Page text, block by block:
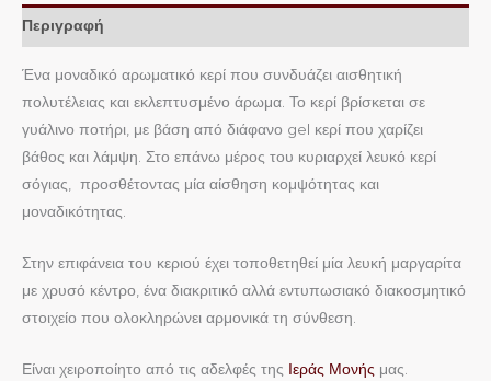
Περιγραφή
Ένα μοναδικό αρωματικό κερί που συνδυάζει αισθητική
πολυτέλειας και εκλεπτυσμένο άρωμα. Το κερί βρίσκεται σε
γυάλινο ποτήρι, με βάση από διάφανο gel κερί που χαρίζει
βάθος και λάμψη. Στο επάνω μέρος του κυριαρχεί λευκό κερί
σόγιας, προσθέτοντας μία αίσθηση κομψότητας και
μοναδικότητας.
Στην επιφάνεια του κεριού έχει τοποθετηθεί μία λευκή μαργαρίτα
με χρυσό κέντρο, ένα διακριτικό αλλά εντυπωσιακό διακοσμητικό
στοιχείο που ολοκληρώνει αρμονικά τη σύνθεση.
Είναι χειροποίητο από τις αδελφές της Ιεράς Μονής μας.